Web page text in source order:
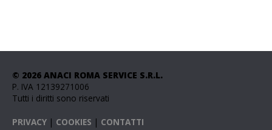
© 2026 ANACI ROMA SERVICE S.R.L.
P. IVA 12139271006
Tutti i diritti sono riservati
PRIVACY | COOKIES | CONTATTI